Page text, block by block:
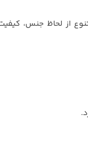
از لحاظ جنس،